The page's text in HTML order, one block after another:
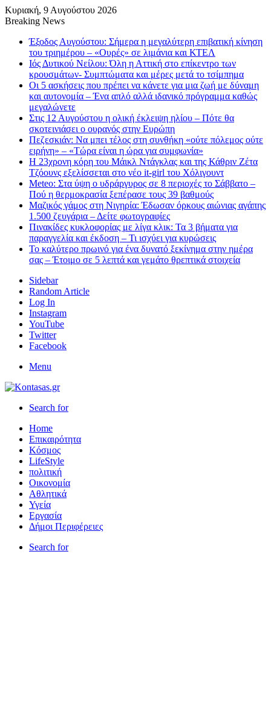
Κυριακή, 9 Αυγούστου 2026
Breaking News
Έξοδος Αυγούστου: Σήμερα η μεγαλύτερη επιβατική κίνηση
του τριημέρου – «Ουρές» σε λιμάνια και ΚΤΕΛ
Ιός Δυτικού Νείλου: Όλη η Αττική στο επίκεντρο των
κρουσμάτων- Συμπτώματα και μέρες μετά το τσίμπημα
Οι 5 ασκήσεις που πρέπει να κάνετε για μια ζωή με δύναμη
και αυτονομία – Ένα απλό αλλά ιδανικό πρόγραμμα καθώς
μεγαλώνετε
Στις 12 Αυγούστου η ολική έκλειψη ηλίου – Πότε θα
σκοτεινιάσει ο ουρανός στην Ευρώπη
Πεζεσκιάν: Να μπει τέλος στη συνθήκη «ούτε πόλεμος ούτε
ειρήνη» – «Τώρα είναι η ώρα για συμφωνία»
Η 23χρονη κόρη τoυ Μάικλ Ντάγκλας και της Κάθριν Ζέτα
Τζόουνς εξελίσσεται στο νέο it-girl του Χόλιγουντ
Meteo: Στα ύψη ο υδράργυρος σε 8 περιοχές το Σάββατο –
Πού η θερμοκρασία ξεπέρασε τους 39 βαθμούς
Μαζικός γάμος στη Νιγηρία: Έδωσαν όρκους αιώνιας αγάπης
1.500 ζευγάρια – Δείτε φωτογραφίες
Πινακίδες κυκλοφορίας με λίγα κλικ: Τα 3 βήματα για
παραγγελία και έκδοση – Τι ισχύει για κυρώσεις
Το καλύτερο πρωινό για ένα δυνατό ξεκίνημα στην ημέρα
σας – Έτοιμο σε 5 λεπτά και γεμάτο θρεπτικά στοιχεία
Sidebar
Random Article
Log In
Instagram
YouTube
Twitter
Facebook
Menu
Search for
Home
Επικαιρότητα
Κόσμος
LifeStyle
πολιτική
Οικονομία
Αθλητικά
Υγεία
Εργασία
Δήμοι Περιφέρειες
Search for